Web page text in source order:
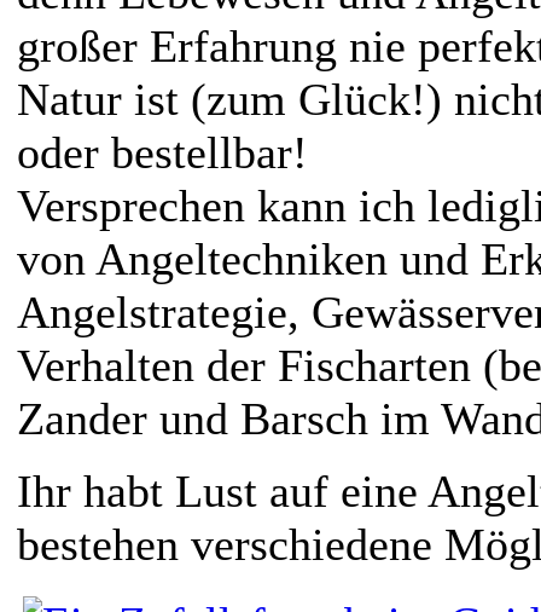
großer Erfahrung nie
Natur ist (zum Glück!)
oder bestellbar!
Versprechen kann ich
von Angeltechniken und
Angelstrategie,
Verhalten der Fischarten
Zander und Barsch im
Ihr habt Lust auf eine
bestehen verschiedene